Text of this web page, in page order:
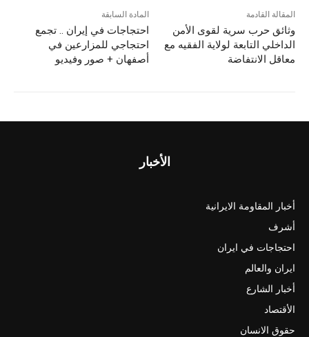
المادة السابقة
احتجاجات في إيران .. تجمع
احتجاجي للمزارعين في
أصفهان + صور وفيديو
المقالة القادمة
وثائق حرب سرية لقوى الأمن
الداخلي التابعة لولاية الفقيه مع
معاقل الانتفاضة
الأخبار
أخبار المقاومة الايرانية
أشرف
احتجاجات في ايران
ايران والعالم
أخبار الشارع
الأقتصاد
حقوق الانسان